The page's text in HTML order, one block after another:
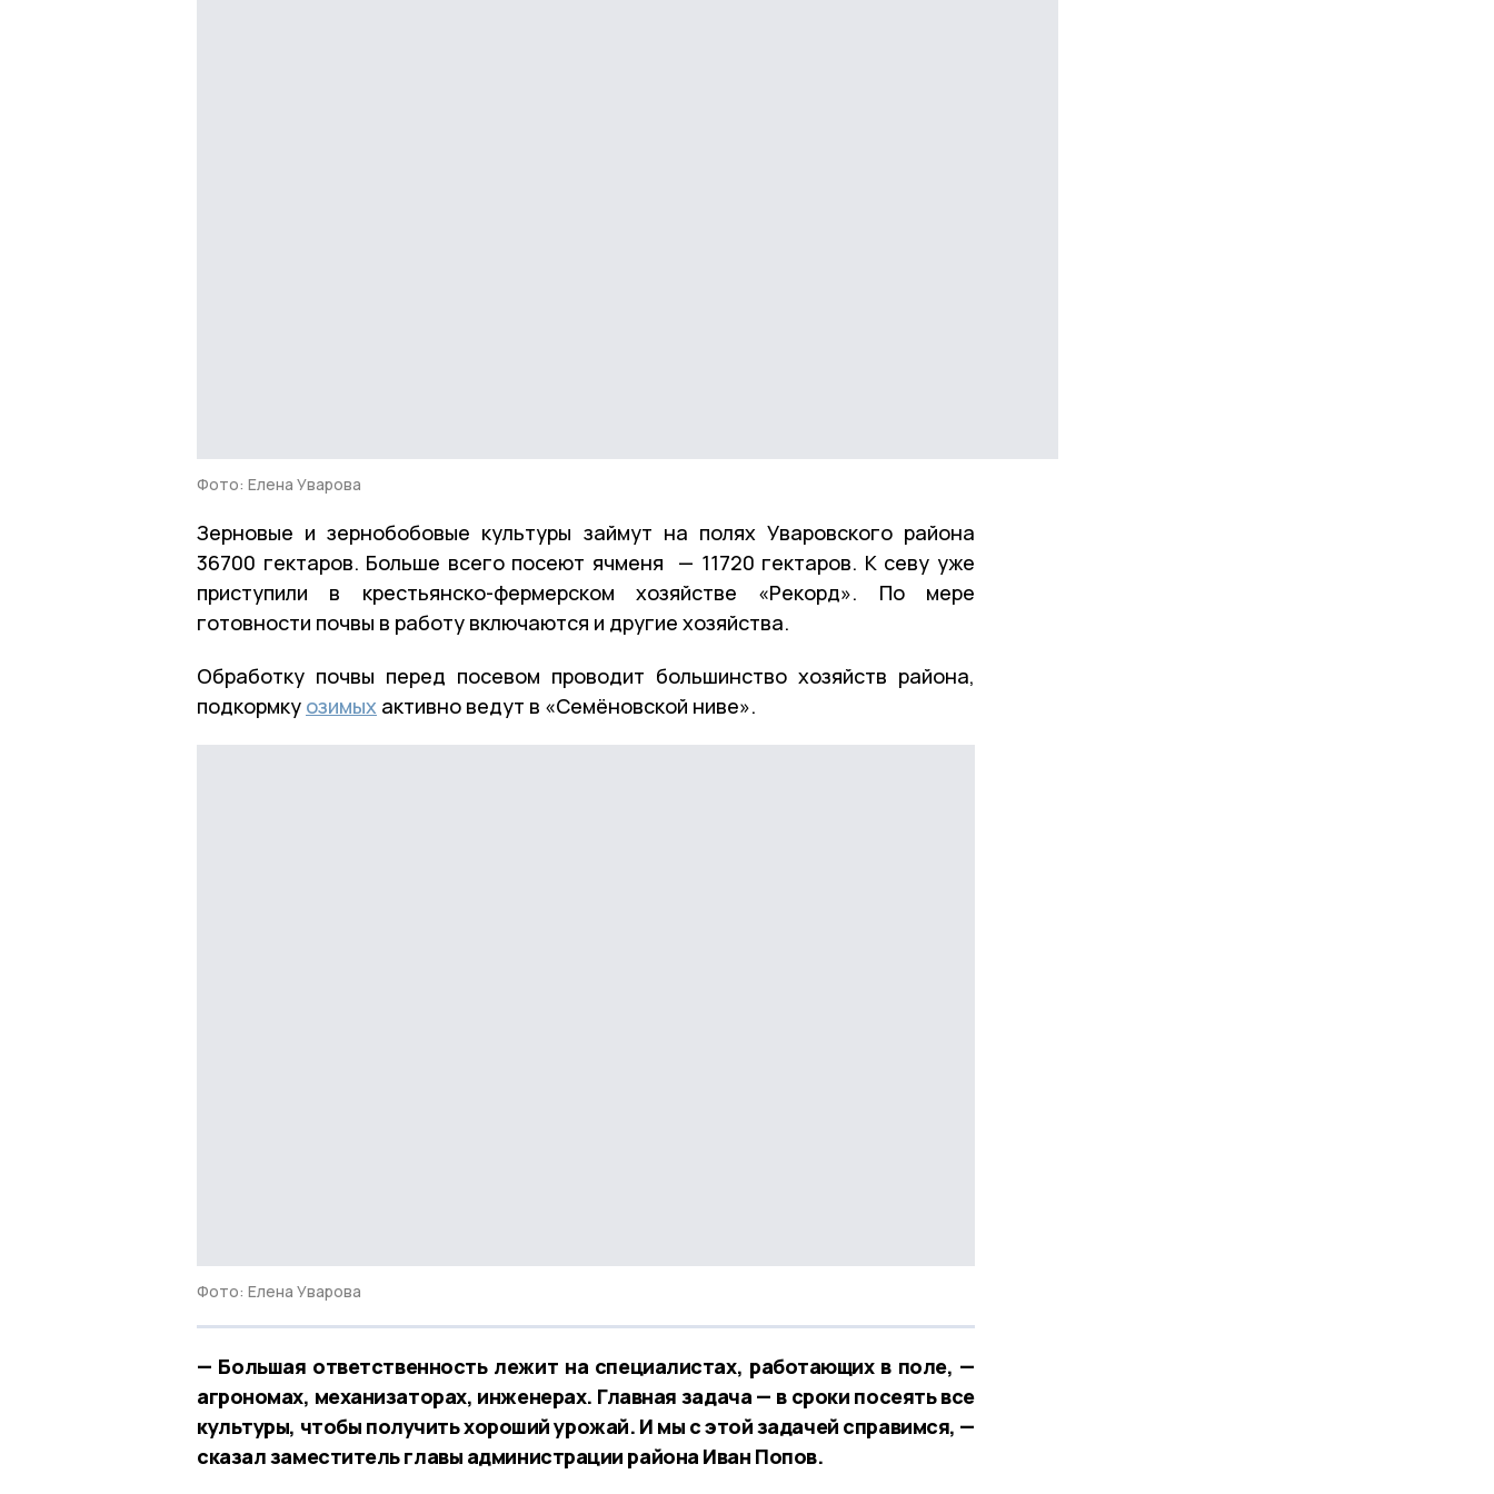
Фото: Елена Уварова
Зерновые и зернобобовые культуры займут на полях Уваровского района
36700 гектаров. Больше всего посеют ячменя — 11720 гектаров. К севу уже
приступили в крестьянско-фермерском хозяйстве «Рекорд». По мере
готовности почвы в работу включаются и другие хозяйства.
Обработку почвы перед посевом проводит большинство хозяйств района,
подкормку озимых активно ведут в «Семёновской ниве».
Фото: Елена Уварова
— Большая ответственность лежит на специалистах, работающих в поле, —
агрономах, механизаторах, инженерах. Главная задача — в сроки посеять все
культуры, чтобы получить хороший урожай. И мы с этой задачей справимся, —
сказал заместитель главы администрации района Иван Попов.